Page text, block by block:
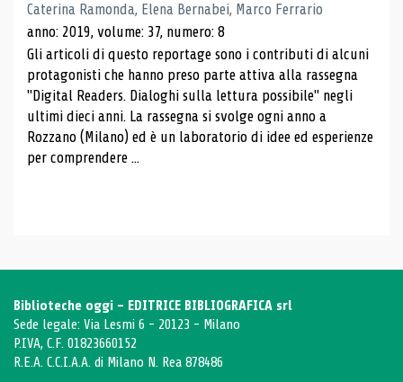
Caterina Ramonda, Elena Bernabei, Marco Ferrario
anno: 2019, volume: 37, numero: 8
Gli articoli di questo reportage sono i contributi di alcuni
protagonisti che hanno preso parte attiva alla rassegna
"Digital Readers. Dialoghi sulla lettura possibile" negli
ultimi dieci anni. La rassegna si svolge ogni anno a
Rozzano (Milano) ed è un laboratorio di idee ed esperienze
per comprendere ...
Biblioteche oggi - EDITRICE BIBLIOGRAFICA srl
Sede legale: Via Lesmi 6 - 20123 - Milano
P.IVA, C.F. 01823660152
R.E.A. C.C.I.A.A. di Milano N. Rea 878486